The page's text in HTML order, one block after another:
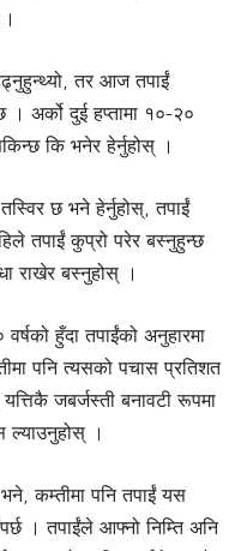
तर आज तपाईं
अर्को दुई हप्तामा १०-२०
कि भनेर हेर्नुहोस् ।
छ भने हेर्नुहोस्, तपाईं
तपाईं कुप्रो परेर बस्नुहुन्छ
राखेर बस्नुहोस् ।
हुँदा तपाईंको अनुहारमा
पनि त्यसको पचास प्रतिशत
जबर्जस्ती बनावटी रूपमा
ल्याउनुहोस् ।
कम्तीमा पनि तपाईं यस
। तपाईंले आफ्नो निम्ति अनि